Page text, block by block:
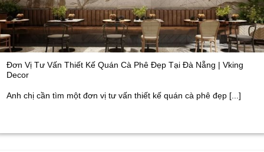
Đơn Vị Tư Vấn Thiết Kế Quán Cà Phê Đẹp Tại Đà Nẵng | Vking
Decor
Anh chị cần tìm một đơn vị tư vấn thiết kế quán cà phê đẹp [...]